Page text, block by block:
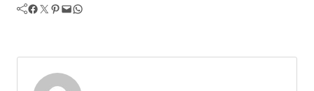
Facebook Twitter Pinterest Mail WhatsApp